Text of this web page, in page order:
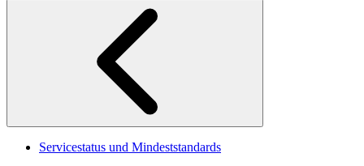
Servicestatus und Mindeststandards